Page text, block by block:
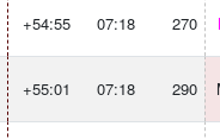
+54:55 07:18 270
+55:01 07:18 290